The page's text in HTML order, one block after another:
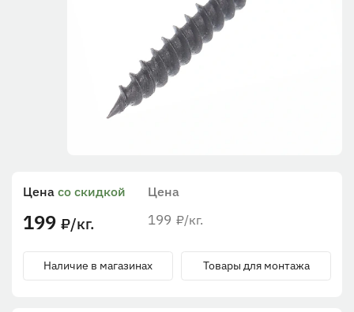
Цена
199 ₽/кг.
Цена со скидкой
199 ₽/кг.
Наличие в магазинах Товары для монтажа